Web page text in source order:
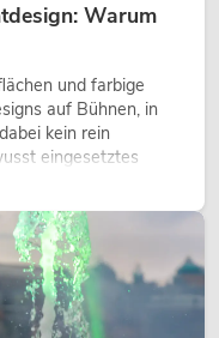
Warum
und farbige
auf Bühnen, in
kein rein
eingesetztes
gibt Szenen
emotionaler